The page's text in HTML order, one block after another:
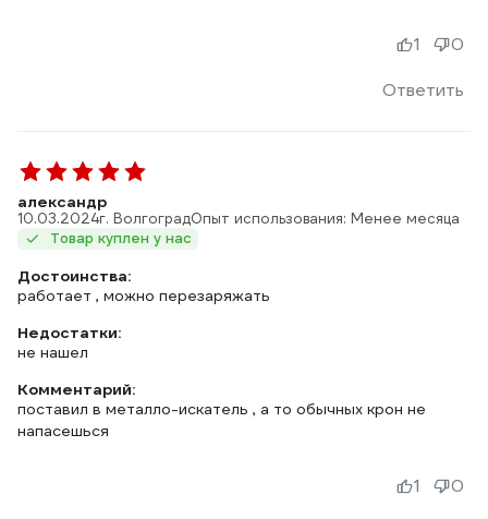
Ответить
1 0
александр
10.03.2024г. ВолгоградОпыт использования: Менее месяца
Товар куплен у нас
Достоинства:
работает , можно перезаряжать
Недостатки:
не нашел
Комментарий:
поставил в металло-искатель , а то обычных крон не
напасешься
1 0